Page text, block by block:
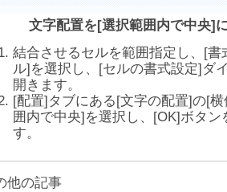
文字配置を[選択範囲内で中央]
結合させるセルを範囲指定し、[書
ル]を選択し、[セルの書式設定]ダ
開きます。
[配置]タブにある[文字の配置]の[
囲内で中央]を選択し、[OK]ボタン
す。
他の記事